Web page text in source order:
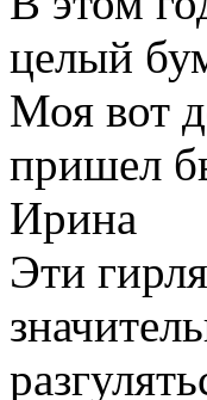
целый
Моя вот
пришел
Ирина
Эти